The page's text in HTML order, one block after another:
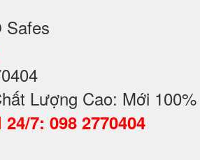
Safes
Lượng Cao: Mới 100%
7: 098 2770404